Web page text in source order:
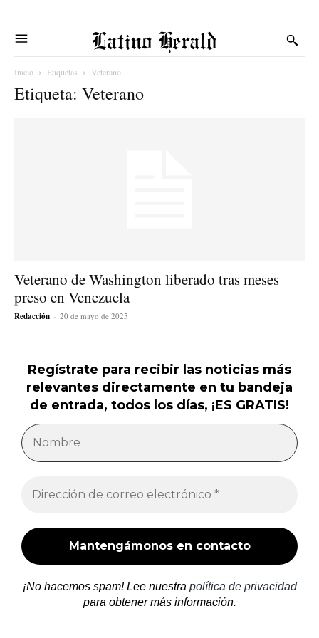
Latino Herald
Inicio Etiquetas Veterano
Etiqueta: Veterano
Veterano de Washington liberado tras meses
preso en Venezuela
Redacción - 20 de mayo de 2025
Regístrate para recibir las noticias más
relevantes directamente en tu bandeja
de entrada, todos los días, ¡ES GRATIS!
¡No hacemos spam! Lee nuestra política de privacidad
para obtener más información.